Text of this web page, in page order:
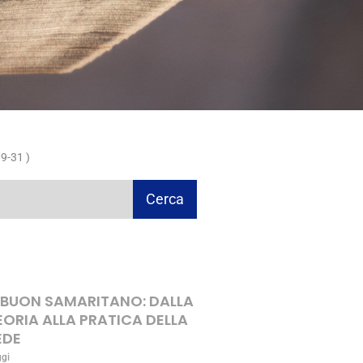
31 )
Cerca
SAMARITANO: DALLA
ALLA PRATICA DELLA